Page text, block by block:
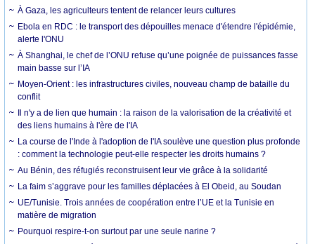
À Gaza, les agriculteurs tentent de relancer leurs cultures
Ebola en RDC : le transport des dépouilles menace d'étendre l'épidémie,
alerte l'ONU
À Shanghai, le chef de l’ONU refuse qu’une poignée de puissances fasse
main basse sur l’IA
Moyen-Orient : les infrastructures civiles, nouveau champ de bataille du
conflit
Il n'y a de lien que humain : la raison de la valorisation de la créativité et
des liens humains à l'ère de l'IA
La course de l'Inde à l'adoption de l'IA soulève une question plus profonde
: comment la technologie peut-elle respecter les droits humains ?
Au Bénin, des réfugiés reconstruisent leur vie grâce à la solidarité
La faim s’aggrave pour les familles déplacées à El Obeid, au Soudan
UE/Tunisie. Trois années de coopération entre l’UE et la Tunisie en
matière de migration
Pourquoi respire-t-on surtout par une seule narine ?